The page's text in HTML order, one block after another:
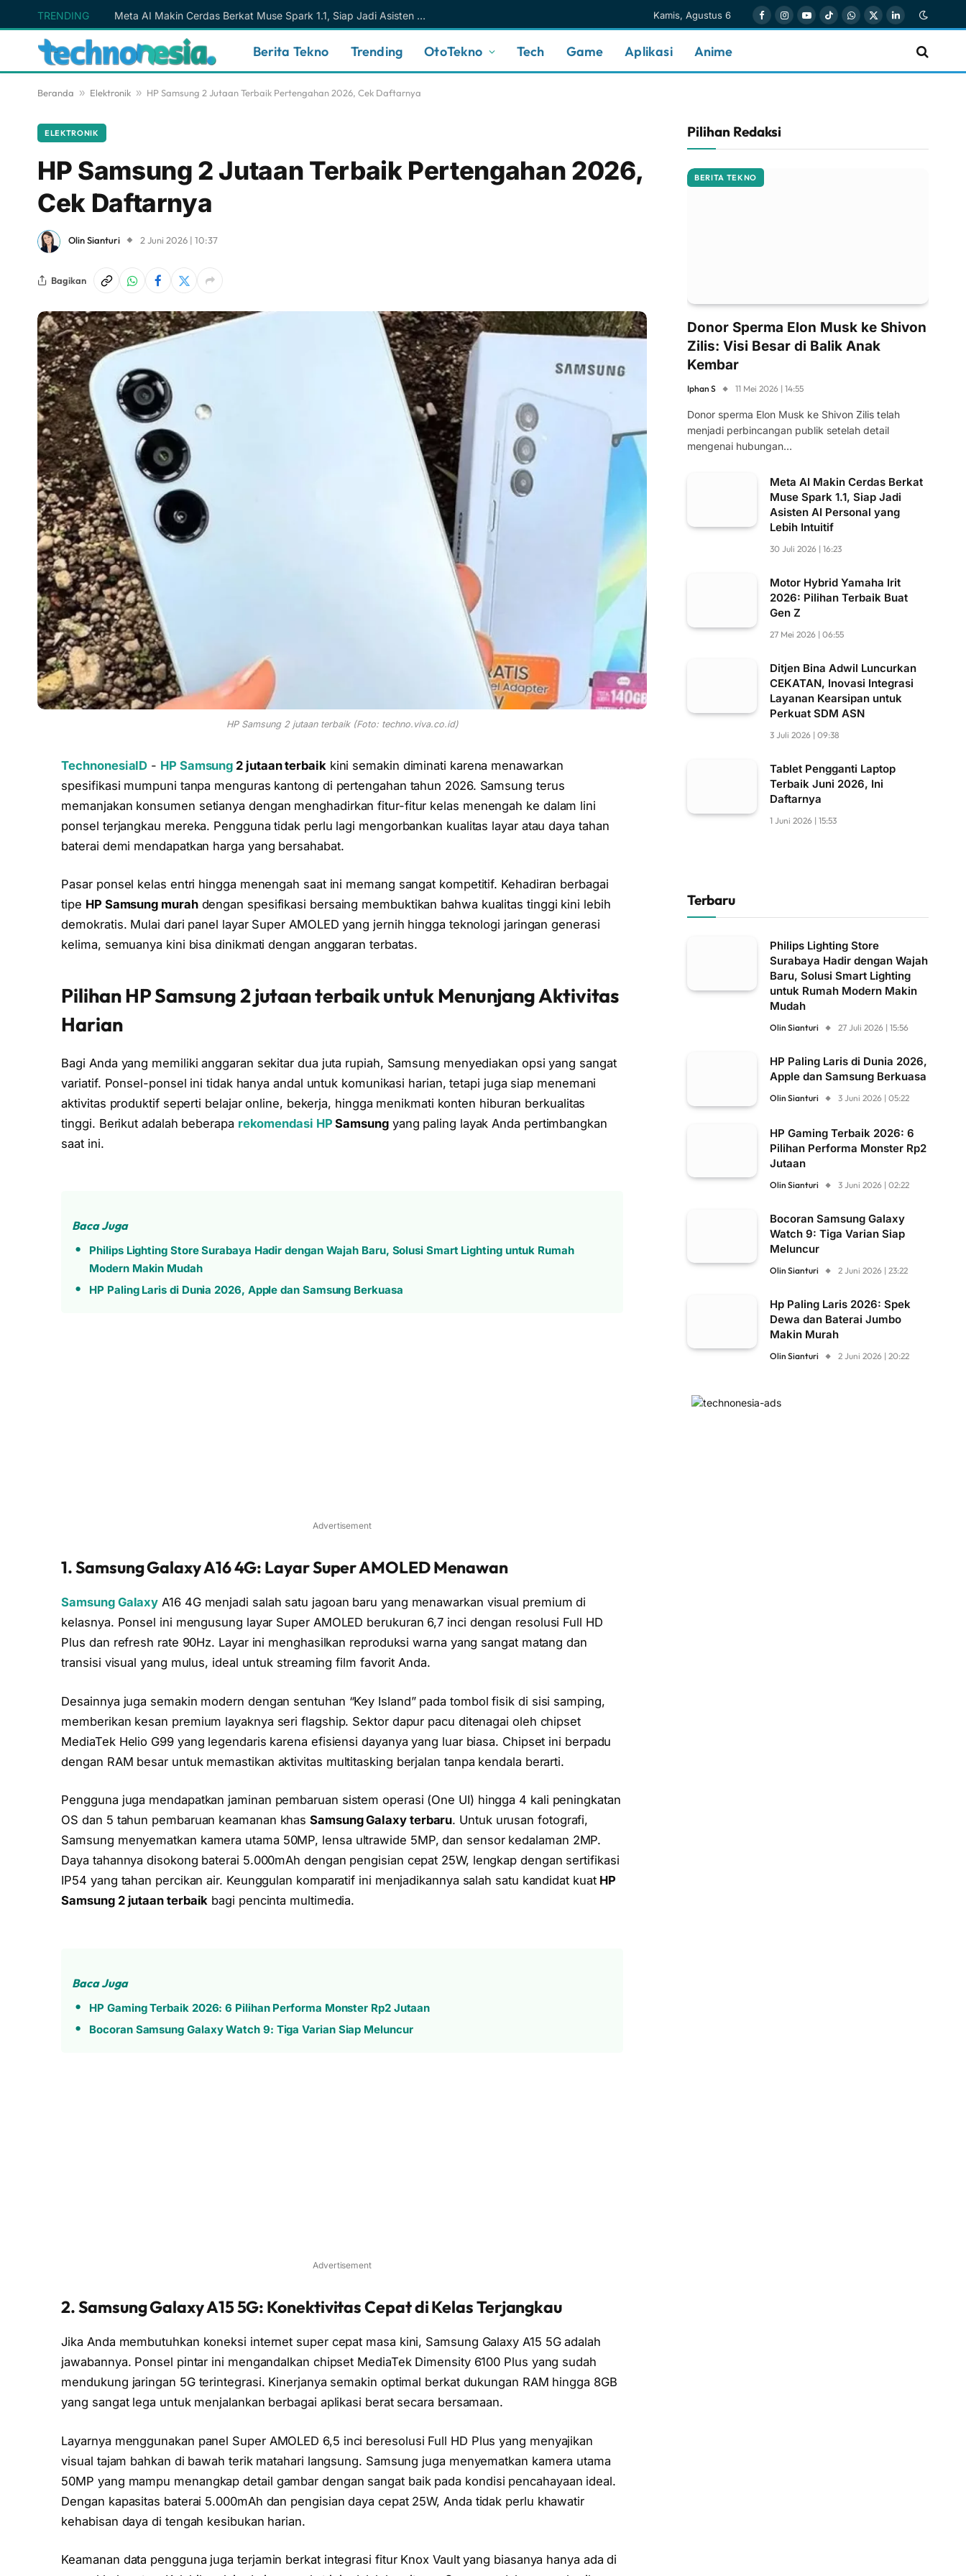
TRENDING Meta AI Makin Cerdas Berkat Muse Spark 1.1, Siap Jadi Asisten AI Personal yang Lebih Intuitif Kamis, Agustus 6
FacebookInstagram
YouTube
TikTokWhatsApp
X
LinkedIn
Berita Tekno Trending OtoTekno Tech Game Aplikasi Anime
Beranda » Elektronik » HP Samsung 2 Jutaan Terbaik Pertengahan 2026, Cek Daftarnya
ELEKTRONIK
HP Samsung 2 Jutaan Terbaik Pertengahan 2026,
Cek Daftarnya
Olin Sianturi 2 Juni 2026 | 10:37
Bagikan
HP Samsung 2 jutaan terbaik (Foto: techno.viva.co.id)
TechnonesiaID - HP Samsung 2 jutaan terbaik kini semakin diminati karena menawarkan
spesifikasi mumpuni tanpa menguras kantong di pertengahan tahun 2026. Samsung terus
memanjakan konsumen setianya dengan menghadirkan fitur-fitur kelas menengah ke dalam lini
ponsel terjangkau mereka. Pengguna tidak perlu lagi mengorbankan kualitas layar atau daya tahan
baterai demi mendapatkan harga yang bersahabat.
Pasar ponsel kelas entri hingga menengah saat ini memang sangat kompetitif. Kehadiran berbagai
tipe HP Samsung murahdengan spesifikasi bersaing membuktikan bahwa kualitas tinggi kini lebih
demokratis. Mulai dari panel layar Super AMOLED yang jernih hingga teknologi jaringan generasi
kelima, semuanya kini bisa dinikmati dengan anggaran terbatas.
Pilihan HP Samsung 2 jutaan terbaik untuk Menunjang Aktivitas
Harian
Bagi Anda yang memiliki anggaran sekitar dua juta rupiah, Samsung menyediakan opsi yang sangat
variatif. Ponsel-ponsel ini tidak hanya andal untuk komunikasi harian, tetapi juga siap menemani
aktivitas produktif seperti belajar online, bekerja, hingga menikmati konten hiburan berkualitas
tinggi. Berikut adalah beberapa rekomendasi HP Samsungyang paling layak Anda pertimbangkan
saat ini.
Baca Juga
Philips Lighting Store Surabaya Hadir dengan Wajah Baru, Solusi Smart Lighting untuk Rumah
Modern Makin Mudah
HP Paling Laris di Dunia 2026, Apple dan Samsung Berkuasa
Advertisement
1. Samsung Galaxy A16 4G: Layar Super AMOLED Menawan
Samsung Galaxy A16 4G menjadi salah satu jagoan baru yang menawarkan visual premium di
kelasnya. Ponsel ini mengusung layar Super AMOLED berukuran 6,7 inci dengan resolusi Full HD
Plus dan refresh rate 90Hz. Layar ini menghasilkan reproduksi warna yang sangat matang dan
transisi visual yang mulus, ideal untuk streaming film favorit Anda.
Desainnya juga semakin modern dengan sentuhan “Key Island” pada tombol fisik di sisi samping,
memberikan kesan premium layaknya seri flagship. Sektor dapur pacu ditenagai oleh chipset
MediaTek Helio G99 yang legendaris karena efisiensi dayanya yang luar biasa. Chipset ini berpadu
dengan RAM besar untuk memastikan aktivitas multitasking berjalan tanpa kendala berarti.
Pengguna juga mendapatkan jaminan pembaruan sistem operasi (One UI) hingga 4 kali peningkatan
OS dan 5 tahun pembaruan keamanan khasSamsung Galaxy terbaru. Untuk urusan fotografi,
Samsung menyematkan kamera utama 50MP, lensa ultrawide 5MP, dan sensor kedalaman 2MP.
Daya tahannya disokong baterai 5.000mAh dengan pengisian cepat 25W, lengkap dengan sertifikasi
IP54 yang tahan percikan air. Keunggulan komparatif ini menjadikannya salah satu kandidat kuat HP
Samsung 2 jutaan terbaik bagi pencinta multimedia.
Baca Juga
HP Gaming Terbaik 2026: 6 Pilihan Performa Monster Rp2 Jutaan
Bocoran Samsung Galaxy Watch 9: Tiga Varian Siap Meluncur
Advertisement
2. Samsung Galaxy A15 5G: Konektivitas Cepat di Kelas Terjangkau
Jika Anda membutuhkan koneksi internet super cepat masa kini, Samsung Galaxy A15 5G adalah
jawabannya. Ponsel pintar ini mengandalkan chipset MediaTek Dimensity 6100 Plus yang sudah
mendukung jaringan 5G terintegrasi. Kinerjanya semakin optimal berkat dukungan RAM hingga 8GB
yang sangat lega untuk menjalankan berbagai aplikasi berat secara bersamaan.
Layarnya menggunakan panel Super AMOLED 6,5 inci beresolusi Full HD Plus yang menyajikan
visual tajam bahkan di bawah terik matahari langsung. Samsung juga menyematkan kamera utama
50MP yang mampu menangkap detail gambar dengan sangat baik pada kondisi pencahayaan ideal.
Dengan kapasitas baterai 5.000mAh dan pengisian daya cepat 25W, Anda tidak perlu khawatir
kehabisan daya di tengah kesibukan harian.
Keamanan data pengguna juga terjamin berkat integrasi fitur Knox Vault yang biasanya hanya ada di
Pilihan Redaksi
BERITA TEKNO
Donor Sperma Elon Musk ke Shivon
Zilis: Visi Besar di Balik Anak
Kembar
Iphan S 11 Mei 2026 | 14:55
Donor sperma Elon Musk ke Shivon Zilis telah
menjadi perbincangan publik setelah detail
mengenai hubungan…
Meta AI Makin Cerdas Berkat
Muse Spark 1.1, Siap Jadi
Asisten AI Personal yang
Lebih Intuitif
30 Juli 2026 | 16:23
Motor Hybrid Yamaha Irit
2026: Pilihan Terbaik Buat
Gen Z
27 Mei 2026 | 06:55
Ditjen Bina Adwil Luncurkan
CEKATAN, Inovasi Integrasi
Layanan Kearsipan untuk
Perkuat SDM ASN
3 Juli 2026 | 09:38
Tablet Pengganti Laptop
Terbaik Juni 2026, Ini
Daftarnya
1 Juni 2026 | 15:53
Terbaru
Philips Lighting Store
Surabaya Hadir dengan Wajah
Baru, Solusi Smart Lighting
untuk Rumah Modern Makin
Mudah
Olin Sianturi 27 Juli 2026 | 15:56
HP Paling Laris di Dunia 2026,
Apple dan Samsung Berkuasa
Olin Sianturi 3 Juni 2026 | 05:22
HP Gaming Terbaik 2026: 6
Pilihan Performa Monster Rp2
Jutaan
Olin Sianturi 3 Juni 2026 | 02:22
Bocoran Samsung Galaxy
Watch 9: Tiga Varian Siap
Meluncur
Olin Sianturi 2 Juni 2026 | 23:22
Hp Paling Laris 2026: Spek
Dewa dan Baterai Jumbo
Makin Murah
Olin Sianturi 2 Juni 2026 | 20:22